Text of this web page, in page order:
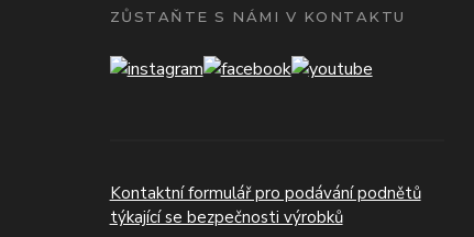
ZŮSTAŇTE S NÁMI V KONTAKTU
Kontaktní formulář pro podávání podnětů
týkající se bezpečnosti výrobků